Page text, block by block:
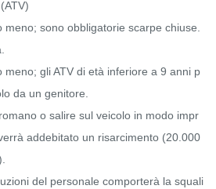
sono obbligatorie scarpe chiuse.
gli ATV di età inferiore a 9 anni p
da un genitore.
o salire sul veicolo in modo impr
addebitato un risarcimento (20.000
del personale comporterà la squali